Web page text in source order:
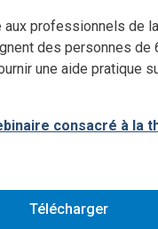
aux professionnels de
des personnes de
une aide pratique
consacré à la
Télécharger